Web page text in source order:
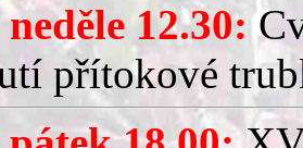
12.30:
přítokové